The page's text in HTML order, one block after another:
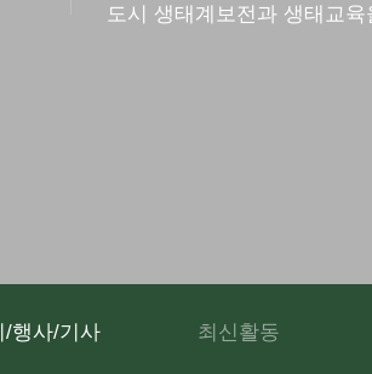
도시 생태계보전과 생태교
/행사/기사 최신활동